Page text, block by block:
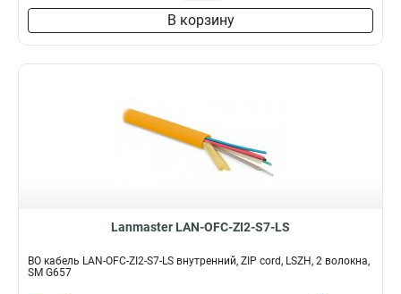
В корзину
Lanmaster LAN-OFC-ZI2-S7-LS
ВО кабель LAN-OFC-ZI2-S7-LS внутренний, ZIP cord, LSZH, 2 волокна,
SM G657